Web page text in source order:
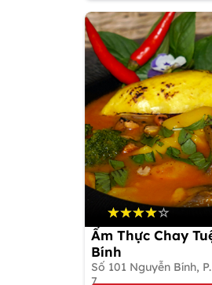
Ẩm Thực Chay
Bính
Số 101 Nguyễn Bính,
7